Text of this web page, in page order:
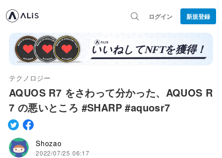
ログイン 新規登録
テクノロジー
AQUOS R7 をさわって分かった、AQUOS R
7 の悪いところ #SHARP #aquosr7
Shozao
2022/07/25 06:17